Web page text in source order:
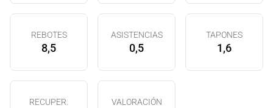
REBOTES
8,5
ASISTENCIAS
0,5
TAPONES
1,6
RECUPER. VALORACIÓN